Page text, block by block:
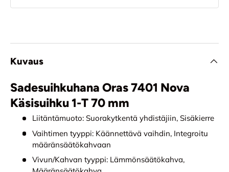
Kuvaus
Sadesuihkuhana Oras 7401 Nova
Käsisuihku 1-T 70 mm
Liitäntämuoto: Suorakytkentä yhdistäjiin, Sisäkierre
Vaihtimen tyyppi: Käännettävä vaihdin, Integroitu
määränsäätökahvaan
Vivun/Kahvan tyyppi: Lämmönsäätökahva,